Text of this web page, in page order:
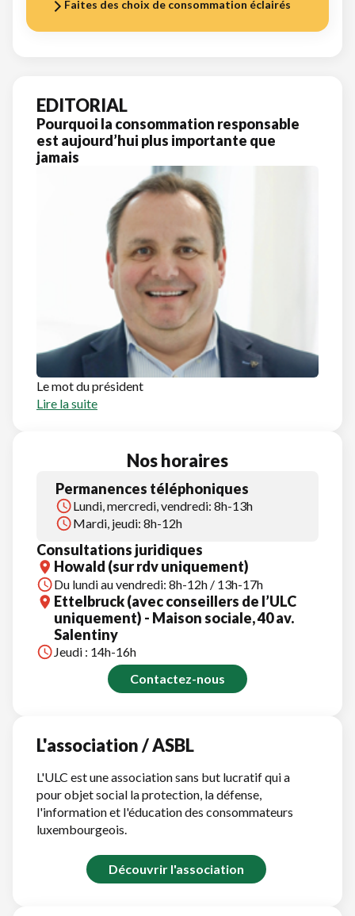
Faites des choix de consommation éclairés
EDITORIAL
Pourquoi la consommation responsable
est aujourd’hui plus importante que
jamais
Le mot du président
Lire la suite
Nos horaires
Permanences téléphoniques
Lundi, mercredi, vendredi: 8h-13h
Mardi, jeudi: 8h-12h
Consultations juridiques
Howald (sur rdv uniquement)
Du lundi au vendredi: 8h-12h / 13h-17h
Ettelbruck (avec conseillers de l’ULC
uniquement) - Maison sociale, 40 av.
Salentiny
Jeudi : 14h-16h
Contactez-nous
L'association / ASBL
L'ULC est une association sans but lucratif qui a
pour objet social la protection, la défense,
l'information et l'éducation des consommateurs
luxembourgeois.
Découvrir l'association